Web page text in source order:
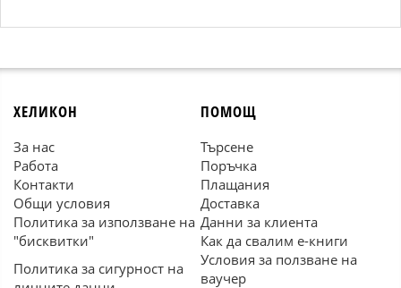
ХЕЛИКОН
За нас
Работа
Контакти
Общи условия
Политика за използване на
"бисквитки"
Политика за сигурност на
ПОМОЩ
Търсене
Поръчка
Плащания
Доставка
Данни за клиента
Как да свалим е-книги
Условия за ползване на
ваучер